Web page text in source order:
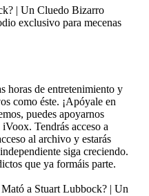
| Un Cluedo Bizarro
exclusivo para mecenas
horas de entretenimiento y
como éste. ¡Apóyale en
puedes apoyarnos
Tendrás acceso a
al archivo y estarás
siga creciendo.
que ya formáis parte.
a Stuart Lubbock? | Un